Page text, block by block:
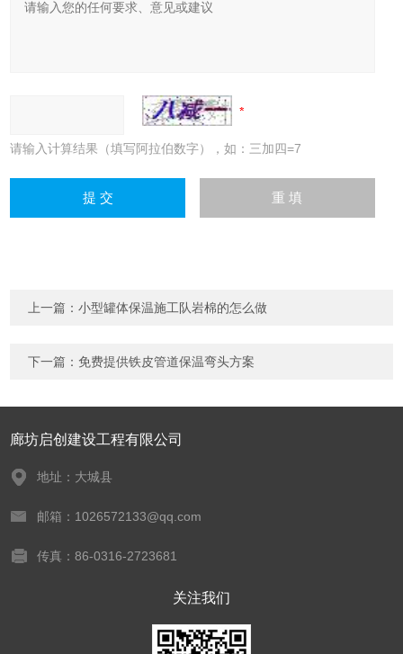
请输入计算结果（填写阿拉伯数字），如：三加四=7
上一篇：小型罐体保温施工队岩棉的怎么做
下一篇：免费提供铁皮管道保温弯头方案
廊坊启创建设工程有限公司
地址：大城县
邮箱：1026572133@qq.com
传真：86-0316-2723681
关注我们